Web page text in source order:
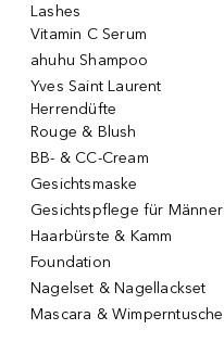
Lashes
Vitamin C Serum
ahuhu Shampoo
Yves Saint Laurent
Herrendüfte
Rouge & Blush
BB- & CC-Cream
Gesichtsmaske
Gesichtspflege für Männer
Haarbürste & Kamm
Foundation
Nagelset & Nagellackset
Mascara & Wimperntusche